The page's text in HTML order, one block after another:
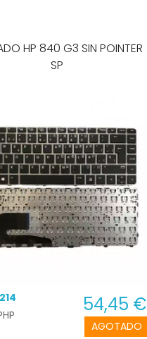
HP 840 G3 SIN POINTER
SP
AGOTADO
54,45 €